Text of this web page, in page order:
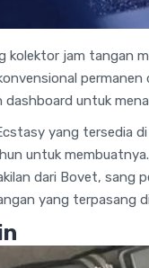
kolektor jam tangan
untuk
yang tersedia
untuk
dari Bovet, sang
yang terpasang